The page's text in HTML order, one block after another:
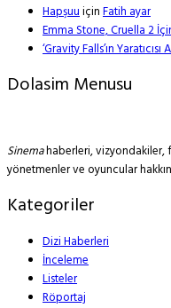
HapşuuiçinFatih ayar
Emma Stone, Cruella 2
‘Gravity Falls’ın
Dolasim Menusu
Sinemahaberleri, vizyondakiler,
yönetmenler ve oyuncular
Kategoriler
Dizi Haberleri
İnceleme
Listeler
Röportaj